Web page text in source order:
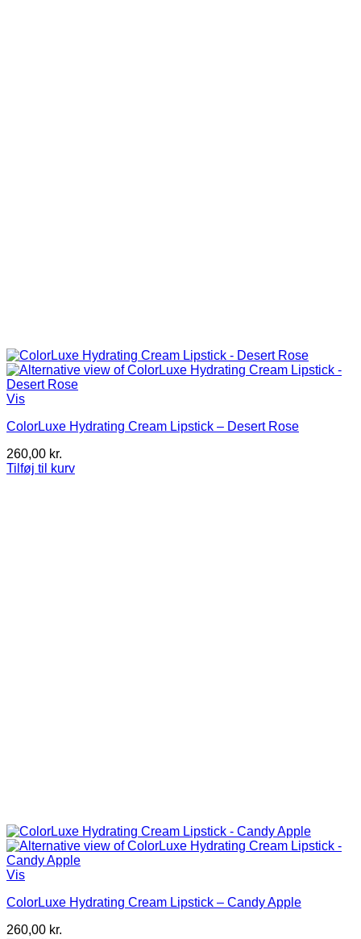
Vis
ColorLuxe Hydrating Cream Lipstick – Desert Rose
260,00 kr.
Tilføj til kurv
Vis
ColorLuxe Hydrating Cream Lipstick – Candy Apple
260,00 kr.